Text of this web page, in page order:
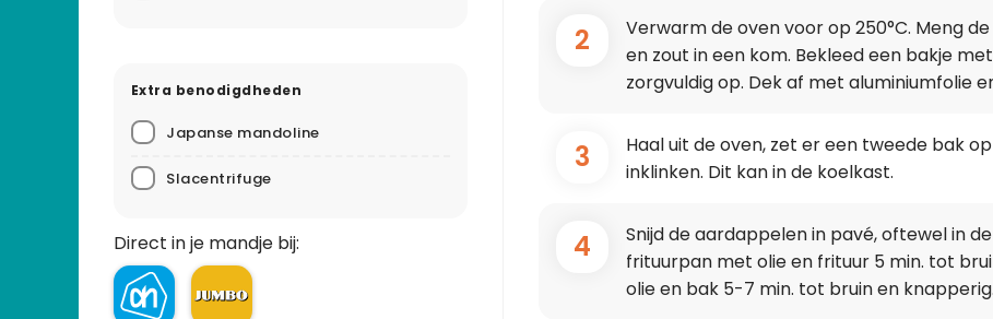
Extra benodigdheden
Japanse mandoline
Slacentrifuge
Direct in je mandje bij:
2
Verwarm de oven voor op 250°C. Meng
en zout in een kom. Bekleed een bakje
zorgvuldig op. Dek af met aluminiumfolie
3
Haal uit de oven, zet er een tweede bak
inklinken. Dit kan in de koelkast.
4
Snijd de aardappelen in pavé, oftewel in
frituurpan met olie en frituur 5 min. tot
olie en bak 5-7 min. tot bruin en